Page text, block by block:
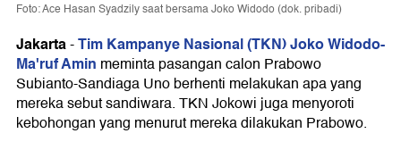
Foto: Ace Hasan Syadzily saat bersama Joko Widodo (dok. pribadi)
Jakarta-Tim Kampanye Nasional (TKN) Joko Widodo-
Ma'ruf Amin meminta pasangan calon Prabowo
Subianto-Sandiaga Uno berhenti melakukan apa yang
mereka sebut sandiwara. TKN Jokowi juga menyoroti
kebohongan yang menurut mereka dilakukan Prabowo.